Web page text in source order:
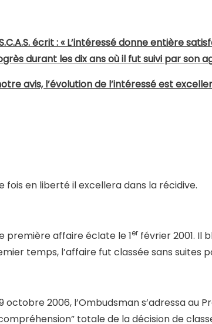
écrit : « L’intéressé donne entière
durant les dix ans où il fut suivi par son
avis, l’évolution de l’intéressé est
fois en liberté il excellera dans la récidive.
première affaire éclate le 1er février 2001. Il
temps, l’affaire fut classée sans suites
octobre 2006, l’Ombudsman s’adressa au
totale de la décision de